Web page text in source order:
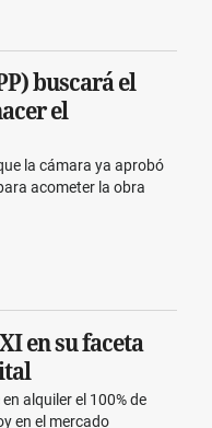
buscará el
el
la cámara ya aprobó
acometer la obra
en su faceta
alquiler el 100% de
en el mercado